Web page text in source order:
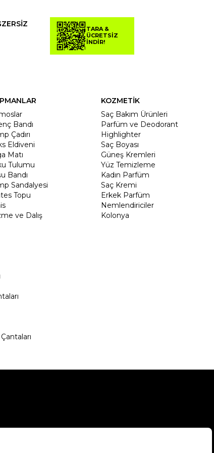
TARA &
ÜCRETSİZ
İNDİR!
Bandı
Çadırı
Eldiveni
Matı
Tulumu
Bandı
Sandalyesi
Topu
ve Dalış
KOZMETİK
Saç Bakım Ürünleri
Parfüm ve Deodorant
Highlighter
Saç Boyası
Güneş Kremleri
Yüz Temizleme
Kadın Parfüm
Saç Kremi
Erkek Parfüm
Nemlendiriciler
Kolonya